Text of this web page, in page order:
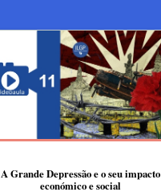
A Grande Depressão e o seu impacto
económico e social